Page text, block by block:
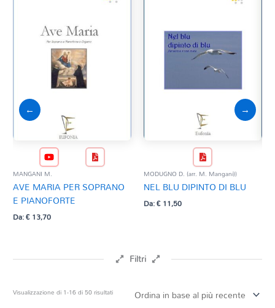
←
MANGANI M.
AVE MARIA PER SOPRANO
E PIANOFORTE
Da:€13,70
MODUGNO D. (arr. M. Mangani))
NEL BLU DIPINTO DI BLU
Da:€11,50
→
Filtri
Visualizzazione di 1-16 di 50 risultatiOrdina
in